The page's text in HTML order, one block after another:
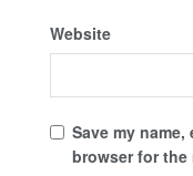
Website
Save my
browser for the